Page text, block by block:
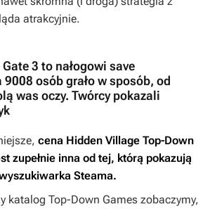
atrakcyjnie.
3 to nałogowi save
9008 osób grało w sposób, od
was oczy. Twórcy pokazali
cena Hidden Village Top-Down
zupełnie inna od tej, którą pokazują
Steama.
katalog Top-Down Games zobaczymy,